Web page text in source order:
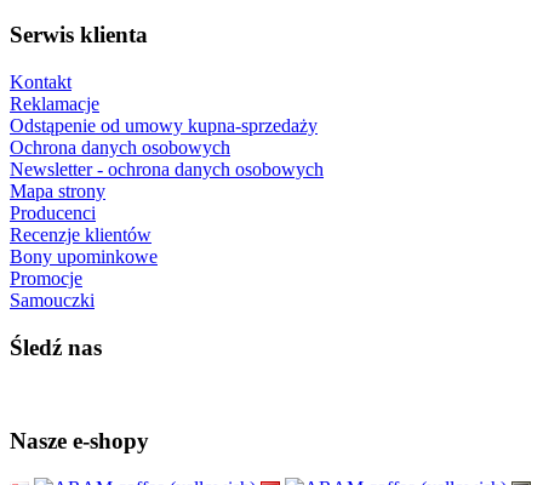
Serwis klienta
Kontakt
Reklamacje
Odstąpenie od umowy kupna-sprzedaży
Ochrona danych osobowych
Newsletter - ochrona danych osobowych
Mapa strony
Producenci
Recenzje klientów
Bony upominkowe
Promocje
Samouczki
Śledź nas
Nasze e-shopy